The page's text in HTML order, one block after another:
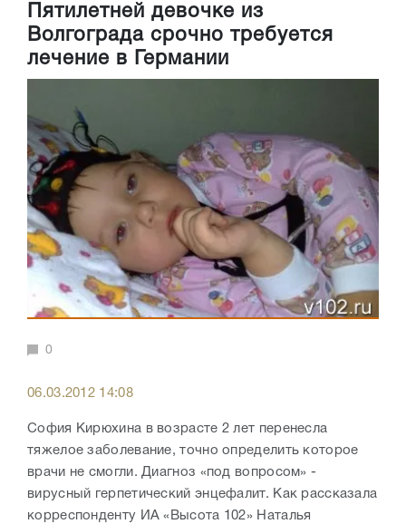
Пятилетней девочке из
Волгограда срочно требуется
лечение в Германии
0
06.03.2012 14:08
София Кирюхина в возрасте 2 лет перенесла
тяжелое заболевание, точно определить которое
врачи не смогли. Диагноз «под вопросом» -
вирусный герпетический энцефалит. Как рассказала
корреспонденту ИА «Высота 102» Наталья